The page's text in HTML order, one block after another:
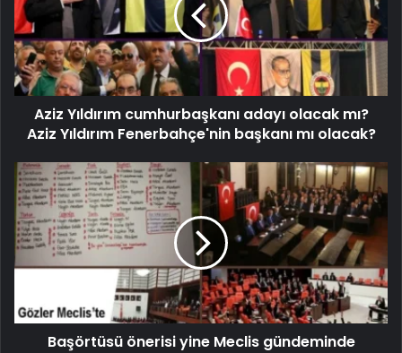
Aziz Yıldırım cumhurbaşkanı adayı olacak mı?
Aziz Yıldırım Fenerbahçe'nin başkanı mı olacak?
Başörtüsü önerisi yine Meclis gündeminde